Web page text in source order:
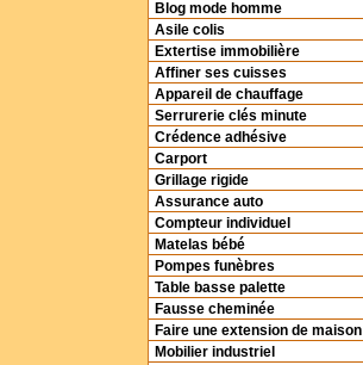
Blog mode homme
Asile colis
Extertise immobilière
Affiner ses cuisses
Appareil de chauffage
Serrurerie clés minute
Crédence adhésive
Carport
Grillage rigide
Assurance auto
Compteur individuel
Matelas bébé
Pompes funèbres
Table basse palette
Fausse cheminée
Faire une extension de maison
Mobilier industriel